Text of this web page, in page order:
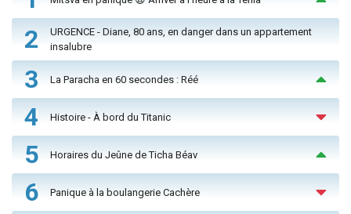
2
URGENCE - Diane, 80 ans, en danger dans un appartement
insalubre
3 La Paracha en 60 secondes : Réé
4 Histoire - À bord du Titanic
5 Horaires du Jeûne de Ticha Béav
6 Panique à la boulangerie Cachère